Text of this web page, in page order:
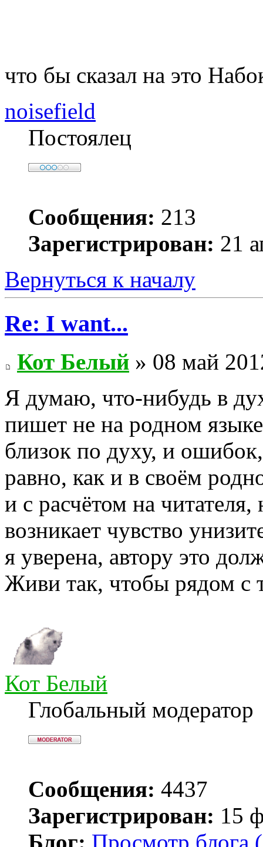
что бы сказал на это
noisefield
Постоялец
Сообщения: 213
Зарегистрирован: 21
Вернуться к началу
Re: I want...
Кот Белый » 08 май
Я думаю, что-нибудь в
пишет не на родном
близок по духу, и
равно, как и в своём
и с расчётом на
возникает чувство
я уверена, автору это
Живи так, чтобы рядом с
Кот Белый
Глобальный модератор
Сообщения: 4437
Зарегистрирован: 15
Блог: Просмотр блога